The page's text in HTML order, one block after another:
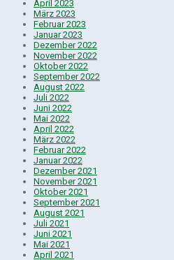
April 2023
März 2023
Februar 2023
Januar 2023
Dezember 2022
November 2022
Oktober 2022
September 2022
August 2022
Juli 2022
Juni 2022
Mai 2022
April 2022
März 2022
Februar 2022
Januar 2022
Dezember 2021
November 2021
Oktober 2021
September 2021
August 2021
Juli 2021
Juni 2021
Mai 2021
April 2021